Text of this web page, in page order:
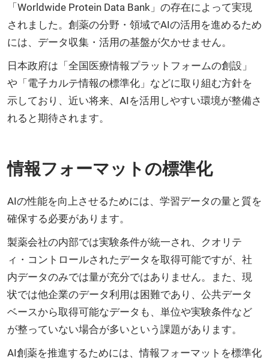
「Worldwide Protein Data Bank」の存在によって実現
されました。創薬の分野・領域でAIの活用を進めるため
には、データ収集・活用の基盤が欠かせません。
日本政府は「全国医療情報プラットフォームの創設」
や「電子カルテ情報の標準化」などに取り組む方針を
示しており、近い将来、AIを活用しやすい環境が整備さ
れると期待されます。
情報フォーマットの標準化
AIの性能を向上させるためには、学習データの量と質を
確保する必要があります。
製薬会社の内部では実験条件が統一され、クオリテ
ィ・コントロールされたデータを取得可能ですが、社
内データのみでは量が充分ではありません。また、現
状では他企業のデータ利用は困難であり、公共データ
ベースから取得可能なデータも、単位や実験条件など
が整っていない場合が多いという課題があります。
AI創薬を推進するためには、情報フォーマットを標準化